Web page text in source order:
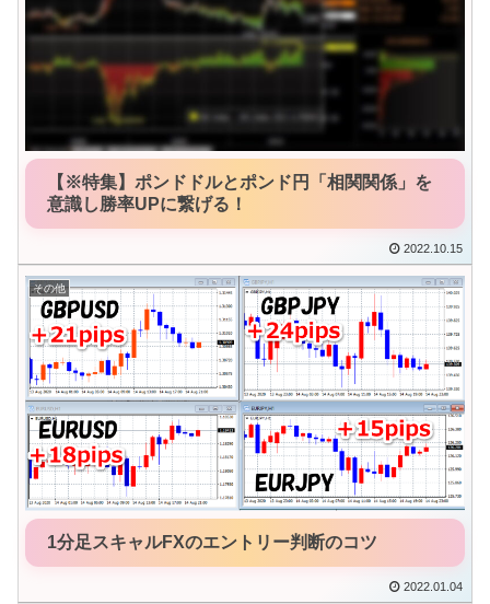
【※特集】ポンドドルとポンド円「相関関係」を
意識し勝率UPに繋げる！
2022.10.15
その他
1分足スキャルFXのエントリー判断のコツ
2022.01.04